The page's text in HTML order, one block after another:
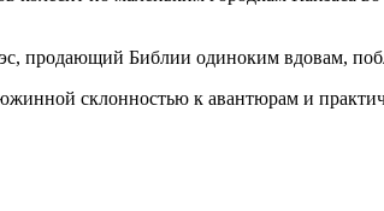
продающий Библии одиноким вдовам,
склонностью к авантюрам и